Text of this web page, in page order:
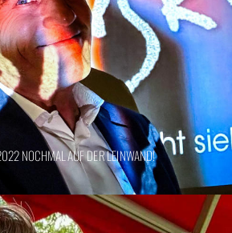
NOCHMAL AUF DER LEINWAND!